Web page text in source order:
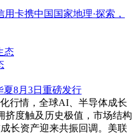
卡携中国国家地理·探索，
夏8月3日重磅发行
行情，全球AI、半导体成长
挤度触及历史极值，市场结构
长资产迎来共振回调。美联